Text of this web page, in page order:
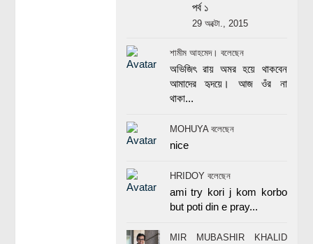
পর্ব ১
29 অক্টো., 2015
শামীম আহমেদ। বলেছেন
অভিজিৎ রায় অমর হয়ে থাকবেন
আমাদের হৃদয়ে। আজ ওঁর না
থাকা...
MOHUYA বলেছেন
nice
HRIDOY বলেছেন
ami try kori j kom korbo
but poti din e pray...
MIR MUBASHIR KHALID